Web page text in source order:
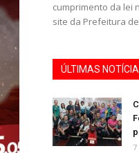
cumprimento da lei
site da Prefeitura
ÚLTIMAS